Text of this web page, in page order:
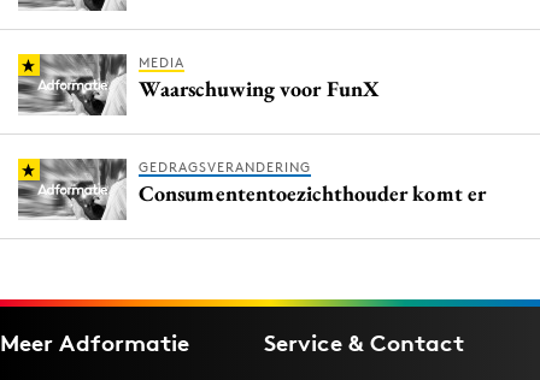
MEDIA
Waarschuwing voor FunX
GEDRAGSVERANDERING
Consumententoezichthouder komt er
Meer Adformatie Service & Contact